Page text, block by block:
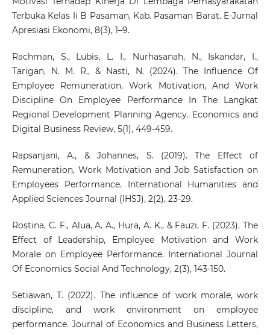
Terbuka Kelas Ii B Pasaman, Kab. Pasaman Barat. E-Jurnal
Apresiasi Ekonomi, 8(3), 1–9.
Rachman, S., Lubis, L. I., Nurhasanah, N., Iskandar, I.,
Tarigan, N. M. R., & Nasti, N. (2024). The Influence Of
Employee Remuneration, Work Motivation, And Work
Discipline On Employee Performance In The Langkat
Regional Development Planning Agency. Economics and
Digital Business Review, 5(1), 449-459.
Rapsanjani, A., & Johannes, S. (2019). The Effect of
Remuneration, Work Motivation and Job Satisfaction on
Employees Performance. International Humanities and
Applied Sciences Journal (IHSJ), 2(2), 23-29.
Rostina, C. F., Alua, A. A., Hura, A. K., & Fauzi, F. (2023). The
Effect of Leadership, Employee Motivation and Work
Morale on Employee Performance. International Journal
Of Economics Social And Technology, 2(3), 143-150.
Setiawan, T. (2022). The influence of work morale, work
discipline, and work environment on employee
performance. Journal of Economics and Business Letters,